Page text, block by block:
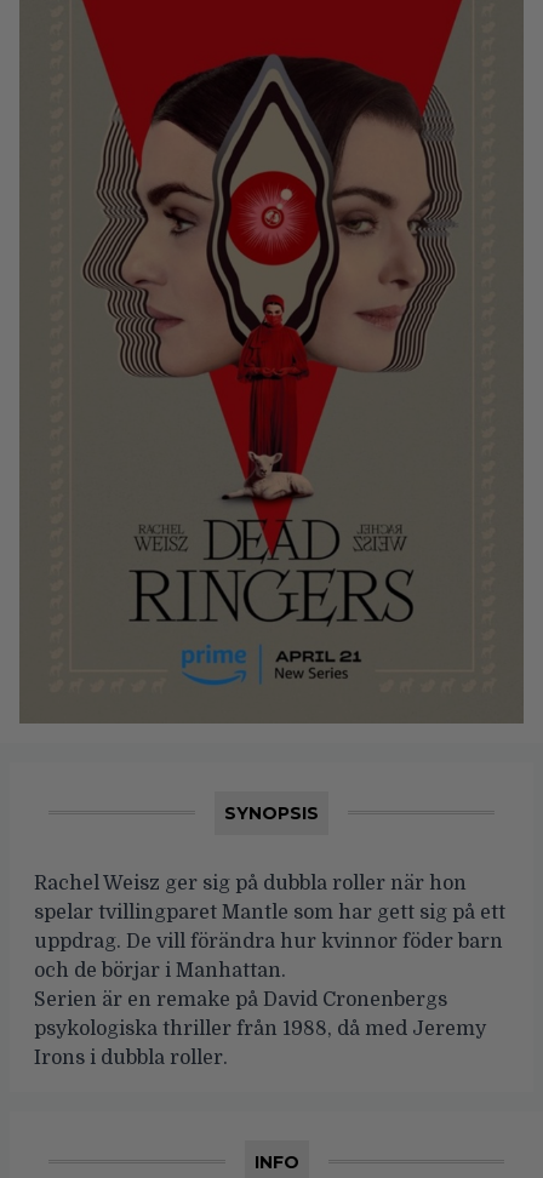
SYNOPSIS
Rachel Weisz ger sig på dubbla roller när hon
spelar tvillingparet Mantle som har gett sig på ett
uppdrag. De vill förändra hur kvinnor föder barn
och de börjar i Manhattan.
Serien är en remake på David Cronenbergs
psykologiska thriller från 1988, då med Jeremy
Irons i dubbla roller.
INFO